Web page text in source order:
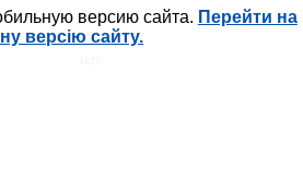
версию сайта. Перейти на
версію сайту.